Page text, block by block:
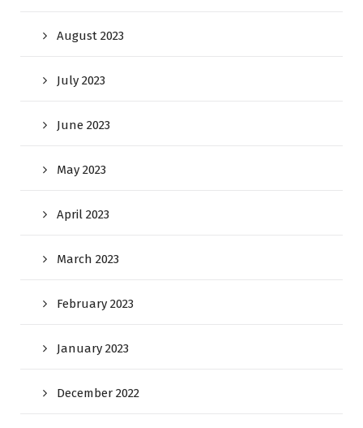
August 2023
July 2023
June 2023
May 2023
April 2023
March 2023
February 2023
January 2023
December 2022